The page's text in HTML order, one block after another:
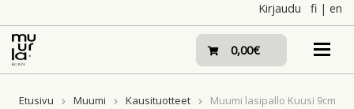
to
content
Kirjaudu fi | en
0,00€
Etusivu Muumi Kausituotteet Muumi lasipallo Kuusi 9cm